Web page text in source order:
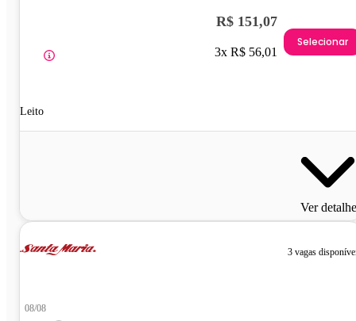
Leito
R$ 151,07
3x R$ 56,01
Selecionar
Ver
3 vagas
08/08